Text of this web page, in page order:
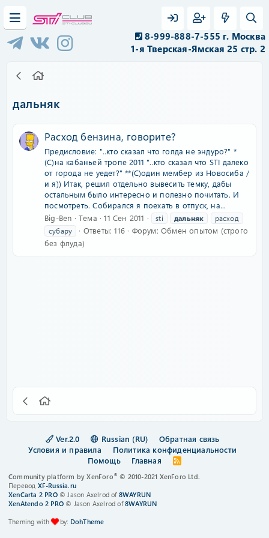
8-999-888-7-555 г. Москва
1-я Тверская-Ямская 25 стр. 2
дальняк
Расход бензина, говорите?
Предисловие: "..кто сказал что голда не эндуро?" *
(С)на кабаньей тропе 2011 "..кто сказал что STI далеко
от города не уедет?" **(С)один мембер из Новосиба /
и я)) Итак, решил отдельно вывесить темку, дабы
остальным было интересно и полезно почитать. И
посмотреть. Собирался я поехать в отпуск, на...
Big-Ben
Тема 11 Сен 2011 sti дальняк
расход
субару
Ответы: 116 Форум:Обмен опытом (строго
без флуда)
Ver.2.0 Russian (RU)
Обратная связь
Условия и правила
Политика конфиденциальности
Помощь
Главная
R
S
Community platform by XenForo® © 2010-2021 XenForo Ltd.
Перевод XF-Russia.ru
XenCarta 2 PRO© Jason Axelrod of 8WAYRUN
XenAtendo 2 PRO © Jason Axelrod of8WAYRUN
Theming with
by: DohTheme